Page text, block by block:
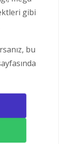
gibi
bu